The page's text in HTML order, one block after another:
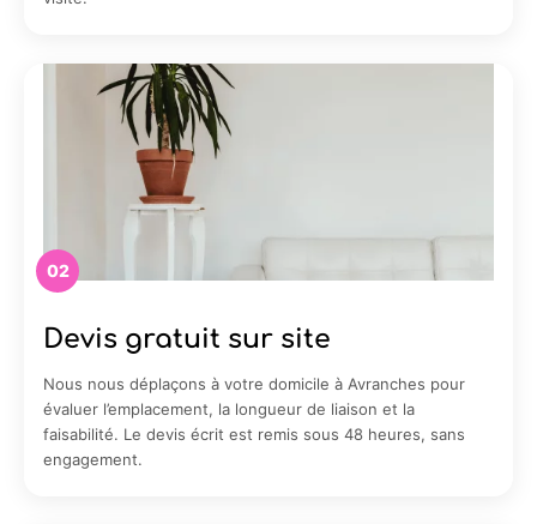
02
Devis gratuit sur site
Nous nous déplaçons à votre domicile à Avranches pour
évaluer l’emplacement, la longueur de liaison et la
faisabilité. Le devis écrit est remis sous 48 heures, sans
engagement.